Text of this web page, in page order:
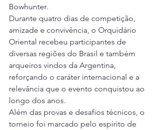
Bowhunter.
Durante quatro dias de competição,
amizade e convivência, o Orquidário
Oriental recebeu participantes de
diversas regiões do Brasil e também
arqueiros vindos da Argentina,
reforçando o caráter internacional e a
relevância que o evento conquistou ao
longo dos anos.
Além das provas e desafios técnicos, o
torneio foi marcado pelo espírito de